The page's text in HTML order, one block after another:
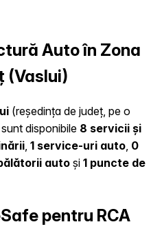
Auto în Zona
(Vaslui)
(reședința de județ, pe o
disponibile 8 servicii și
, 1 service-uri auto, 0
auto și 1 puncte de
pentru RCA